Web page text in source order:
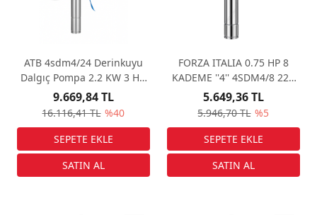
ATB 4sdm4/24 Derinkuyu
Dalgıç Pompa 2.2 KW 3 Hp
220 V ( 170 Metreye Kadar
Çeker)
16.116,41 TL %40
9.669,84 TL
FORZA ITALIA 0.75 HP 8
KADEME ''4'' 4SDM4/8 220
VOLT DALGIÇ POMPA
5.946,70 TL %5
5.649,36 TL